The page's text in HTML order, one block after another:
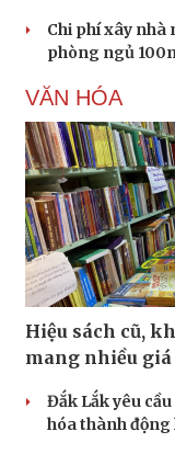
Chi phí xây nhà
phòng ngủ
VĂN HÓA
Hiệu sách cũ,
mang nhiều
Đắk Lắk yêu
hóa thành